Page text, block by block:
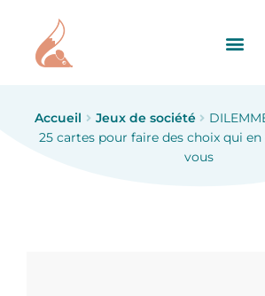
Accueil Jeux de société
25 cartes pour faire des choix qui
vous